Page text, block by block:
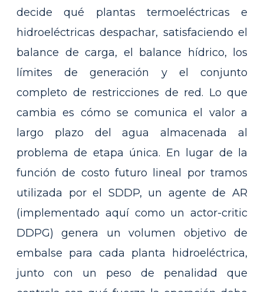
decide qué plantas termoeléctricas e
hidroeléctricas despachar, satisfaciendo el
balance de carga, el balance hídrico, los
límites de generación y el conjunto
completo de restricciones de red. Lo que
cambia es cómo se comunica el valor a
largo plazo del agua almacenada al
problema de etapa única. En lugar de la
función de costo futuro lineal por tramos
utilizada por el SDDP, un agente de AR
(implementado aquí como un actor-critic
DDPG) genera un volumen objetivo de
embalse para cada planta hidroeléctrica,
junto con un peso de penalidad que